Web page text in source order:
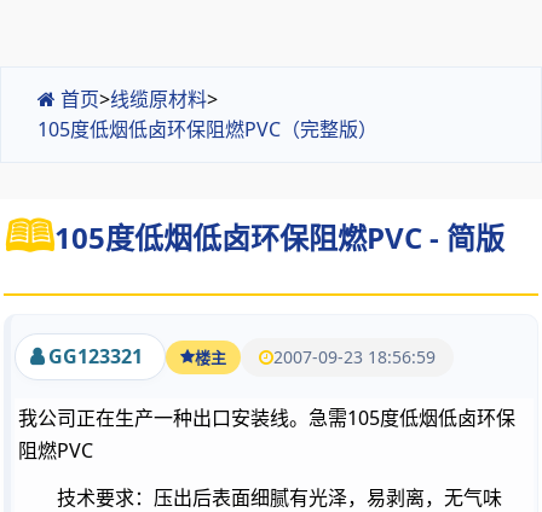
首页>线缆原材料>
105度低烟低卤环保阻燃PVC（完整版）
105度低烟低卤环保阻燃PVC - 简版
GG123321 楼主 2007-09-23 18:56:59
我公司正在生产一种出口安装线。急需105度低烟低卤环保
阻燃PVC
技术要求：压出后表面细腻有光泽，易剥离，无气味